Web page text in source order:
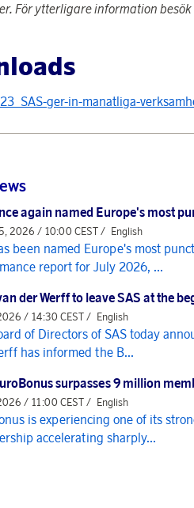
För ytterligare information besök
ger-in-manatliga-
again named Europe's most
2026 / 10:00 CEST / English
been named Europe's most
report for July 2026, ...
der Werff to leave SAS at the
/ 14:30 CEST / English
of Directors of SAS today
has informed the B...
surpasses 9 million
/ 11:00 CEST / English
is experiencing one of its
accelerating sharply...